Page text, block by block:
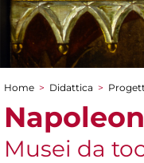
Tu sei qui
Home > Didattica >
Musei da